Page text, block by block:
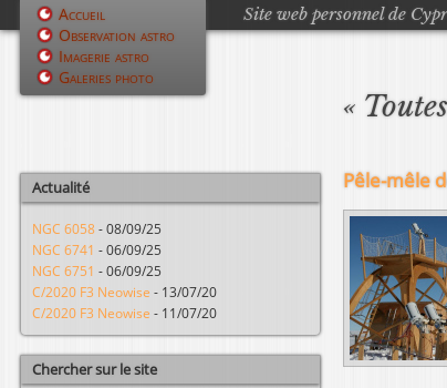
Site web personnel de
«
Pêle-mêle
M
p
c
Accueil
Observation astro
Imagerie astro
Galeries photo
Actualité
NGC 6058 - 08/09/25
NGC 6741 - 06/09/25
NGC 6751 - 06/09/25
C/2020 F3 Neowise - 13/07/20
C/2020 F3 Neowise - 11/07/20
Chercher sur le site